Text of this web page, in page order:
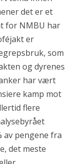
det er et
for NMBU har
er
som
og dyrenes
har vært
kamp mot
flere
av pengene fra
det meste